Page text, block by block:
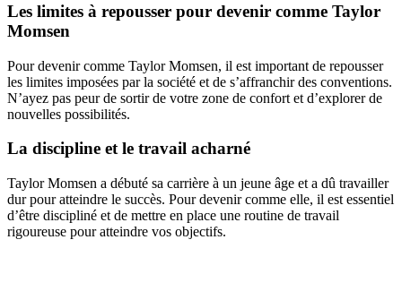
Les limites à repousser pour devenir comme Taylor
Momsen
Pour devenir comme Taylor Momsen, il est important de repousser
les limites imposées par la société et de s’affranchir des conventions.
N’ayez pas peur de sortir de votre zone de confort et d’explorer de
nouvelles possibilités.
La discipline et le travail acharné
Taylor Momsen a débuté sa carrière à un jeune âge et a dû travailler
dur pour atteindre le succès. Pour devenir comme elle, il est essentiel
d’être discipliné et de mettre en place une routine de travail
rigoureuse pour atteindre vos objectifs.